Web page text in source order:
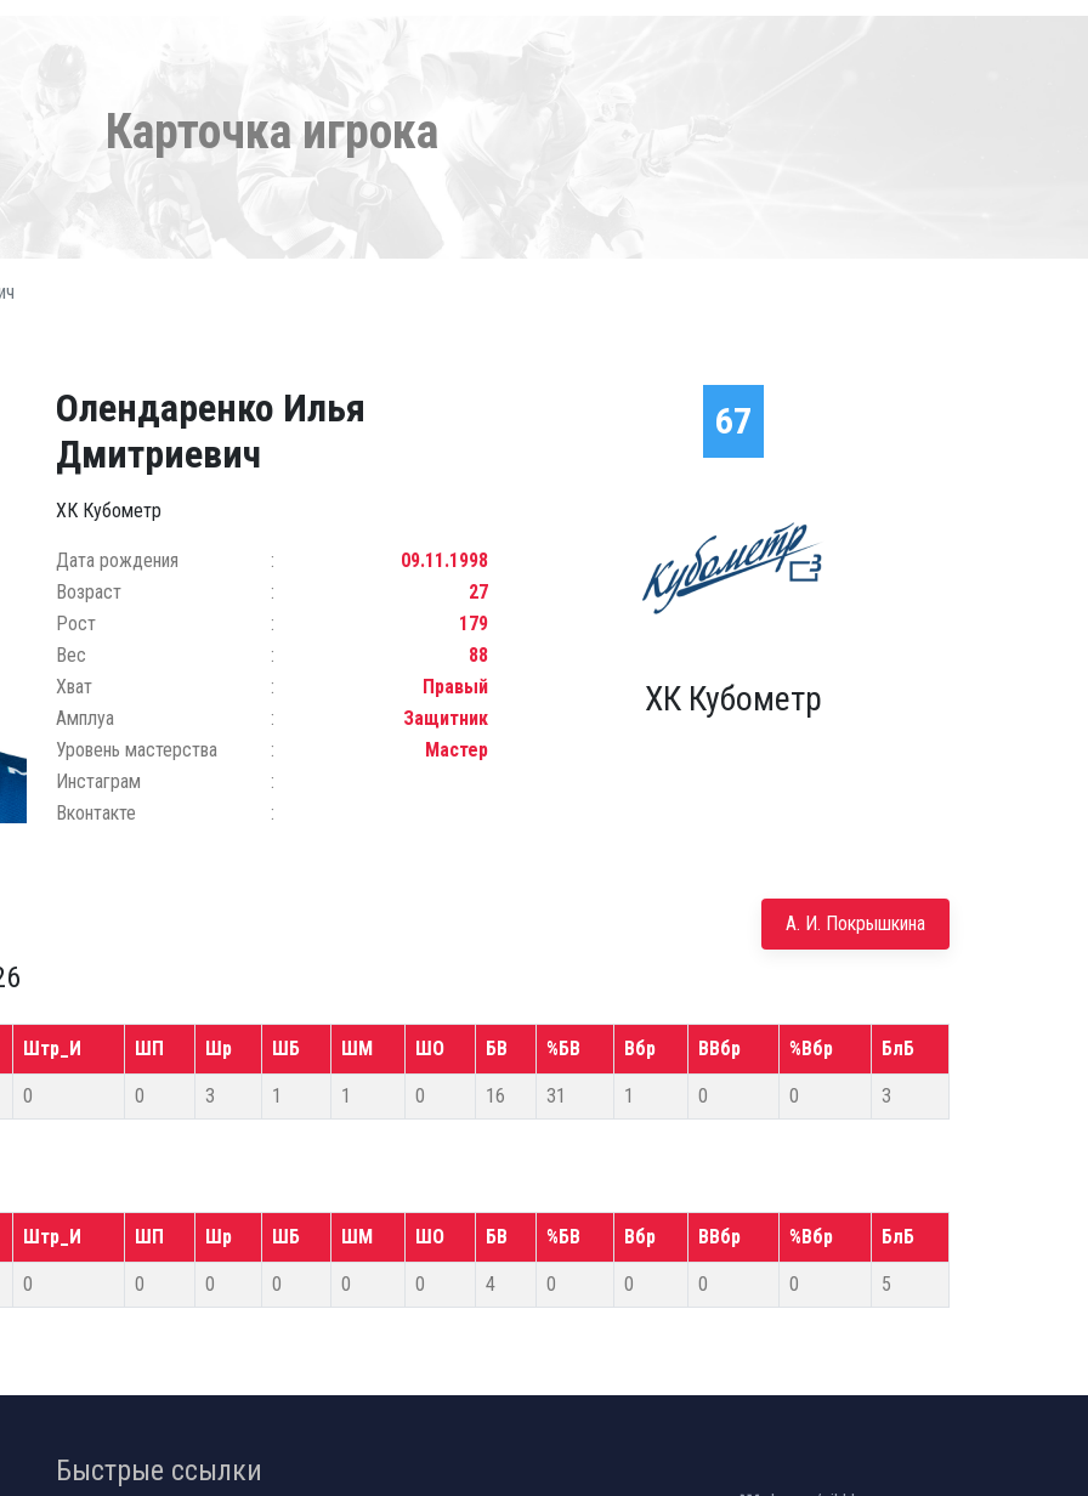
Карточка игрока
Олендаренко Илья
Дмитриевич
ХК Кубометр
Дата рождения
09.11.1998
Возраст
27
Рост
179
Вес
88
Хват
Правый
Амплуа
Защитник
Уровень мастерства
Мастер
Инстаграм
Вконтакте
67
ХК Кубометр
А. И. Покрышкина
Штр_И ШП Шр ШБ ШМ ШО БВ %БВ Вбр ВВбр %Вбр БлБ
0 0 3 1 1 0 16 31 1 0 0 3
Штр_И ШП Шр ШБ ШМ ШО БВ %БВ Вбр ВВбр %Вбр БлБ
0 0 0 0 0 0 4 0 0 0 0 5
Быстрые ссылки